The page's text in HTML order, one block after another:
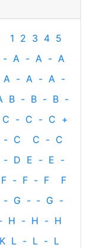
1 2 3 4 5
- A - A - A
A - A - A -
B - B - B -
C - C - C +
- C C - C
- D E - E -
F - F - F
F
- G - ‐ G -
H - H - H
K L - L - L